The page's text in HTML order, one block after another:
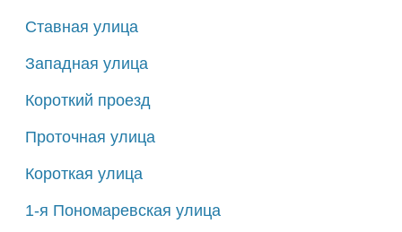
Ставная улица
Западная улица
Короткий проезд
Проточная улица
Короткая улица
1-я Пономаревская улица